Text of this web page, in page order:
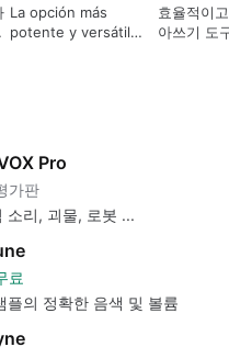
La opción más
potente y versátil
효율적이
아쓰기 도
Pro
가판
소리, 괴물, 로봇 ...
료
플의 정확한 음색 및 볼륨